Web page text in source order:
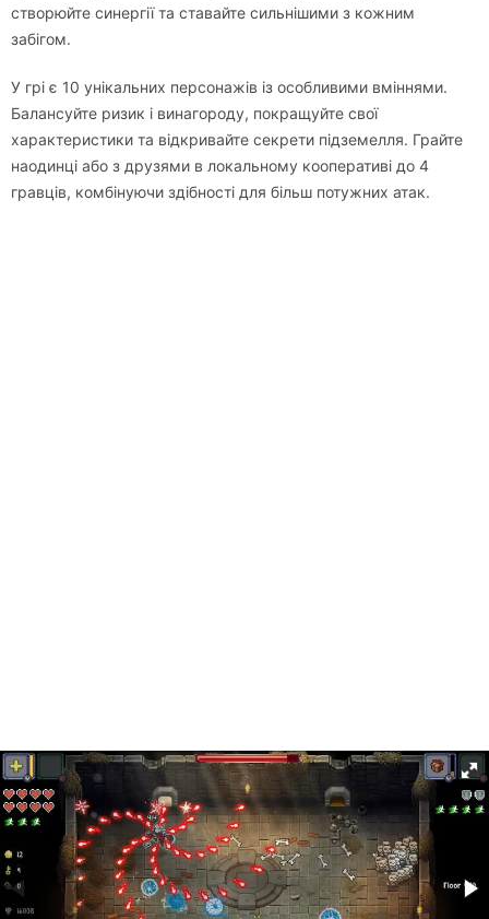
створюйте синергії та ставайте сильнішими з кожним
забігом.
У грі є 10 унікальних персонажів із особливими вміннями.
Балансуйте ризик і винагороду, покращуйте свої
характеристики та відкривайте секрети підземелля. Грайте
наодинці або з друзями в локальному кооперативі до 4
гравців, комбінуючи здібності для більш потужних атак.